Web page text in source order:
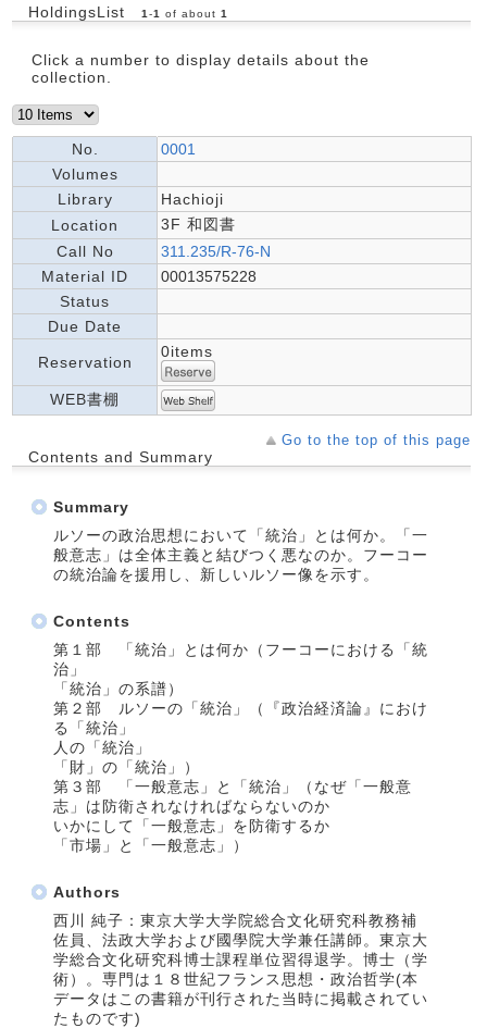
HoldingsList 1 -1 of about 1
Click a number to display details about the
collection.
No.
0001
Volumes
Library
Hachioji
Location
3F 和図書
Call No
311.235/R-76-N
Material ID
00013575228
Status
Due Date
Reservation
0items
WEB書棚
Go to the top of this page
Contents and Summary
Summary
ルソーの政治思想において「統治」とは何か。「一
般意志」は全体主義と結びつく悪なのか。フーコー
の統治論を援用し、新しいルソー像を示す。
Contents
第１部 「統治」とは何か（フーコーにおける「統
治」
「統治」の系譜）
第２部 ルソーの「統治」（『政治経済論』におけ
る「統治」
人の「統治」
「財」の「統治」）
第３部 「一般意志」と「統治」（なぜ「一般意
志」は防衛されなければならないのか
いかにして「一般意志」を防衛するか
「市場」と「一般意志」）
Authors
西川 純子：東京大学大学院総合文化研究科教務補
佐員、法政大学および國學院大学兼任講師。東京大
学総合文化研究科博士課程単位習得退学。博士（学
術）。専門は１８世紀フランス思想・政治哲学(本
データはこの書籍が刊行された当時に掲載されてい
たものです)